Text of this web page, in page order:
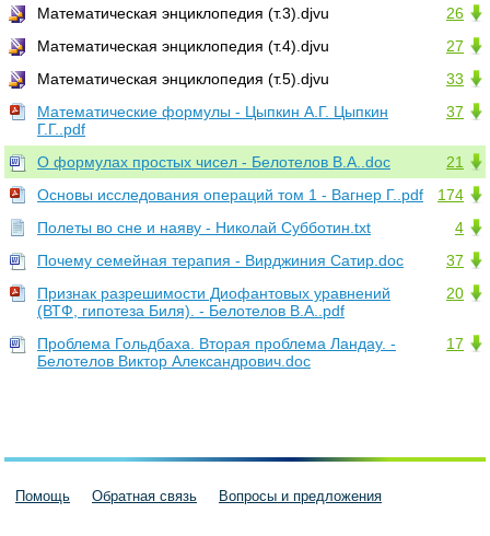
26
Математическая энциклопедия (т.3).djvu
27
Математическая энциклопедия (т.4).djvu
33
Математическая энциклопедия (т.5).djvu
37
Математические формулы - Цыпкин А.Г. Цыпкин
Г.Г..pdf
21
О формулах простых чисел - Белотелов В.А..doc
174
Основы исследования операций том 1 - Вагнер Г..pdf
4
Полеты во сне и наяву - Hиколай Субботин.txt
37
Почему семейная терапия - Вирджиния Сатир.doc
20
Признак разрешимости Диофантовых уравнений
(ВТФ, гипотеза Биля). - Белотелов В.А..pdf
17
Проблема Гольдбаха. Вторая проблема Ландау. -
Белотелов Виктор Александрович.doc
Помощь Обратная связь Вопросы и предложения